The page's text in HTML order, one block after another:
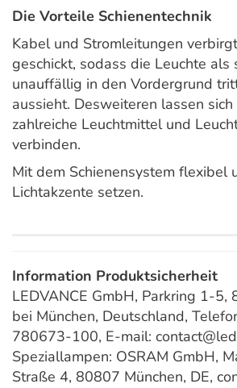
Die Vorteile Schienentechnik
Kabel und Stromleitungen
geschickt, sodass die Leuchte als
unauffällig in den Vordergrund
aussieht. Desweiteren lassen
zahlreiche Leuchtmittel und
verbinden.
Mit dem Schienensystem flexibel
Lichtakzente setzen.
Information Produktsicherheit
LEDVANCE GmbH, Parkring 1-5,
bei München, Deutschland,
780673-100, E-mail:
Speziallampen: OSRAM GmbH,
Straße 4, 80807 München, DE,